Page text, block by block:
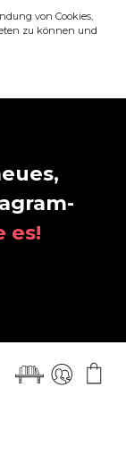
von Cookies,
zu können und
es!